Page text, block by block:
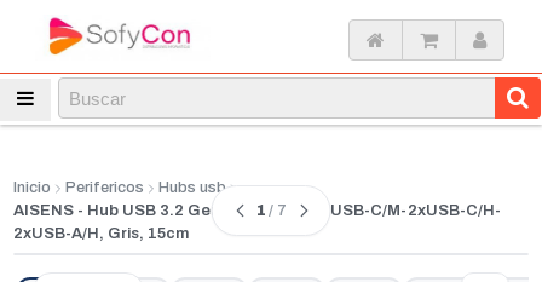
Inicio Perifericos
Hubs usb
AISENS - Hub USB 3.2 Gen2 10G USB-C, USB-C/M-2xUSB-C/H-
2xUSB-A/H, Gris, 15cm
1 / 7